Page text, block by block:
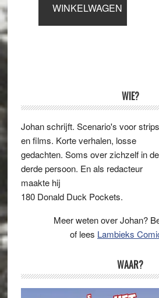
WINKELWAGEN
Sidebar
WIE?
Johan schrijft. Scenario's voor strips
en films. Korte verhalen, losse
gedachten. Soms over zichzelf in de
derde persoon. En als redacteur
maakte hij
180 Donald Duck Pockets.
Meer weten over Johan?
of lees Lambieks
WAAR?